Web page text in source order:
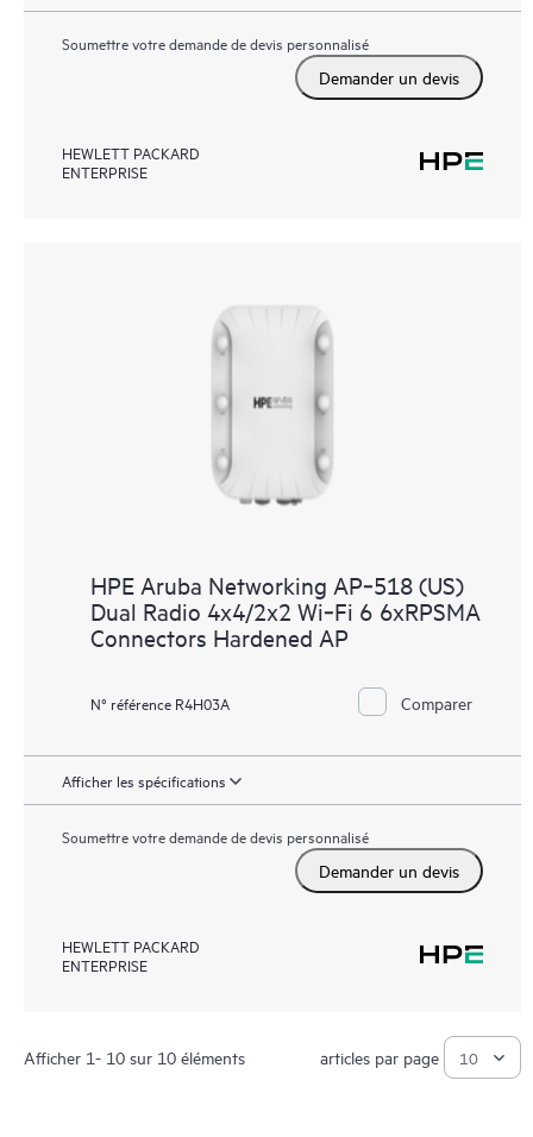
Soumettre votre demande de devis personnalisé
Demander un devis
HEWLETT PACKARD
ENTERPRISE
HPE Aruba Networking AP‑518 (US)
Dual Radio 4x4/2x2 Wi‑Fi 6 6xRPSMA
Connectors Hardened AP
N° référence R4H03A Comparer
Afficher les spécifications
Soumettre votre demande de devis personnalisé
Demander un devis
HEWLETT PACKARD
ENTERPRISE
Afficher 1- 10 sur 10 éléments articles par page